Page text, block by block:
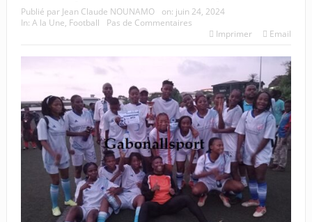
Publié par Jean Claude NOUNAMO on: juin 24, 2024
In: A la Une, Football
Pas de Commentaires
Imprimer
Email